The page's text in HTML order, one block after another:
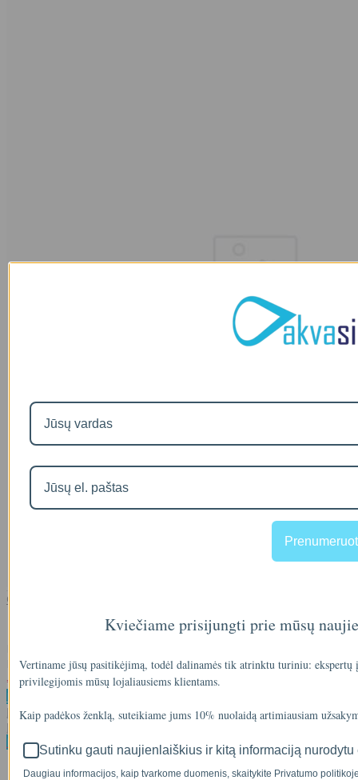
Comfort 300
Maksimalus dienų tar..
€75000€1,09000
Į palyginimą
Į norų sąrašą
Populiari
Kviečiame prisijungti prie mūsų
Vertiname jūsų pasitikėjimą, todėl dalinamės tik atrinktu turiniu:
privilegijomis mūsų lojaliausiems klientams.
Kaip padėkos ženklą, suteikiame jums 10% nuolaidą artimiausiam
Sutinku gauti naujienlaiškius ir kitą informaciją
Daugiau informacijos, kaip tvarkome duomenis, skaitykite Privatumo